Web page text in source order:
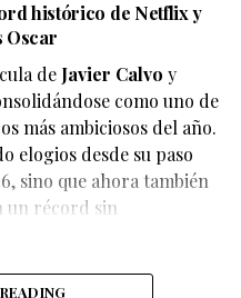
Marvel Studios realizó
mutantes en el esperado
histórico de Netflix y
Oscar
de Javier Calvo y
como uno de
más ambiciosos del año.
elogios desde su paso
sino que ahora también
un récord sin